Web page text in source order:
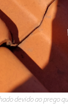
devido ao prego